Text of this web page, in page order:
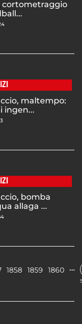
cortometraggio
maltempo:
ingen...
bomba
allaga ...
1858 1859 1860 …